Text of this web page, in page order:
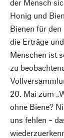
der Mensch
Honig und
Bienen für
die Erträge
Menschen ist
zu
20. Mai zum
ohne Biene?
uns fehlen –